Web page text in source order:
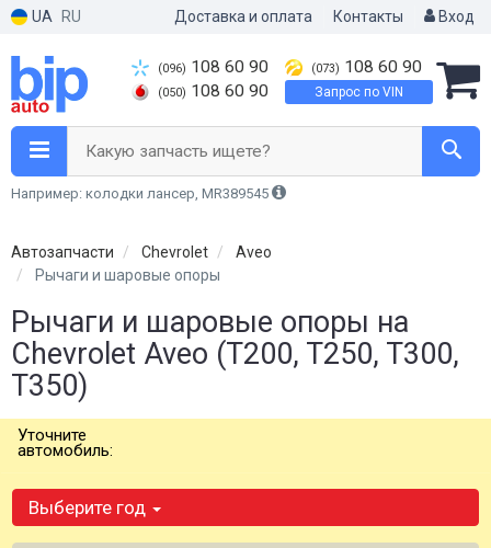
UA RU Доставка и оплата Контакты Вход
(096) 108 60 90
(050) 108 60 90
(073) 108 60 90
Запрос по VIN
Какую запчасть ищете?
Например: колодки лансер, MR389545
Автозапчасти Chevrolet
Aveo
Рычаги и шаровые опоры
Рычаги и шаровые опоры на
Chevrolet Aveo (T200, T250, T300,
T350)
Уточните
автомобиль:
Выберите год